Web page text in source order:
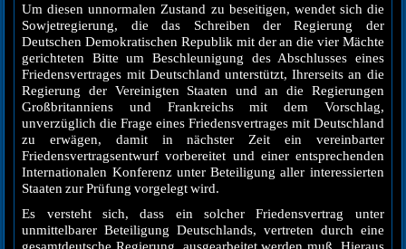
Um diesen unnormalen Zustand zu beseitigen, wendet sich die
Sowjetregierung, die das Schreiben der Regierung der
Deutschen Demokratischen Republik mit der an die vier Mächte
gerichteten Bitte um Beschleunigung des Abschlusses eines
Friedensvertrages mit Deutschland unterstützt, Ihrerseits an die
Regierung der Vereinigten Staaten und an die Regierungen
Großbritanniens und Frankreichs mit dem Vorschlag,
unverzüglich die Frage eines Friedensvertrages mit Deutschland
zu erwägen, damit in nächster Zeit ein vereinbarter
Friedensvertragsentwurf vorbereitet und einer entsprechenden
Internationalen Konferenz unter Beteiligung aller interessierten
Staaten zur Prüfung vorgelegt wird.
Es versteht sich, dass ein solcher Friedensvertrag unter
unmittelbarer Beteiligung Deutschlands, vertreten durch eine